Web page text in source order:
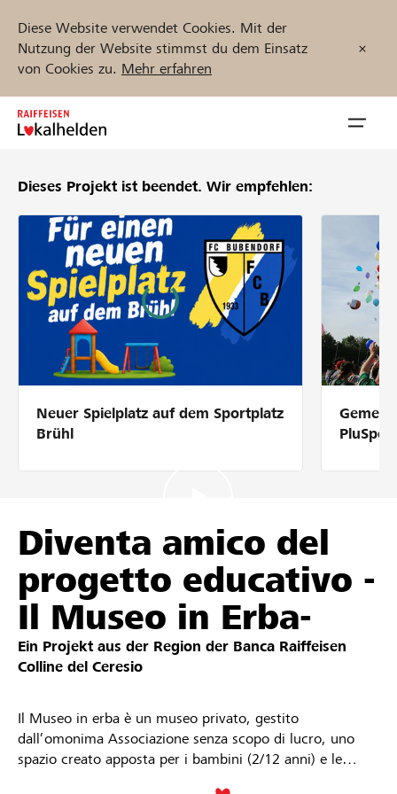
Diese Website verwendet Cookies. Mit der
Nutzung der Website stimmst du dem Einsatz
von Cookies zu. Mehr erfahren
Zum
Inhalt
Unterstützen
Hilfe & Support
Partner / Raiffeisenbank
Anmelden
Registrieren
Projekte und Organisationen finden
DE FR IT
Dieses Projekt ist beendet. Wir empfehlen:
Neuer Spielplatz auf dem Sportplatz
Brühl
Diventa amico del
progetto educativo -
Il Museo in Erba-
Ein Projekt aus der Region der Banca Raiffeisen
Colline del Ceresio
Il Museo in erba è un museo privato, gestito
dall’omonima Associazione senza scopo di lucro, uno
spazio creato apposta per i bambini (2/12 anni) e le